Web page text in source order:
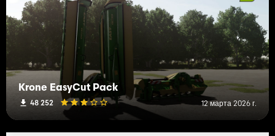
Krone EasyCut Pack
48 252 12 марта 2026 г.